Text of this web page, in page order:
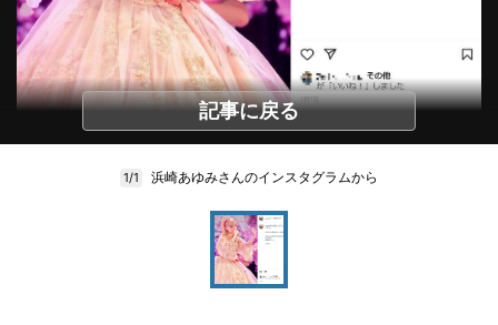
記事に戻る
1/1 浜崎あゆみさんのインスタグラムから